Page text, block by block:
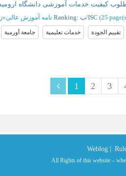
نامه آموزش عالی» Ranking: ب/ISC (‎25
جامعة أورمية خدمات تعليمية تقييم الجودة
1 2 3
Weblog |
All Rights of this website –